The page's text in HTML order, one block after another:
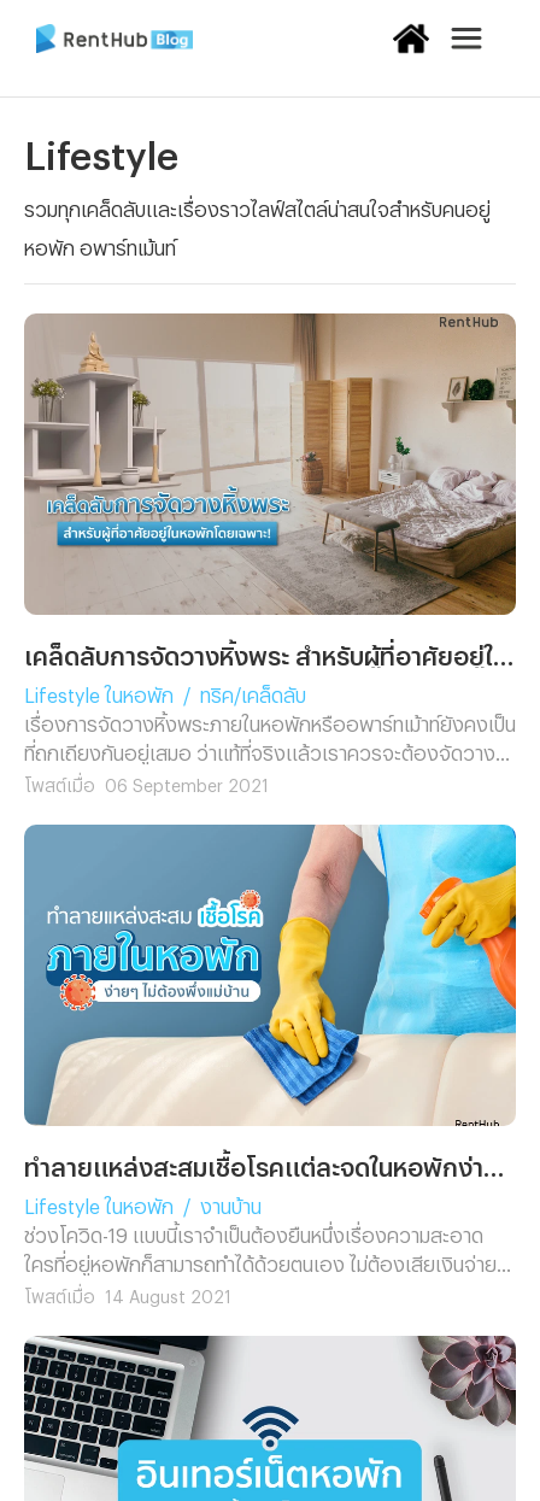
Lifestyle
รวมทุกเคล็ดลับและเรื่องราวไลฟ์สไตล์น่าสนใจสำหรับคนอยู่
หอพัก อพาร์ทเม้นท์
Lifestyle ในหอพัก /
ทริค/เคล็ดลับ
เรื่องการจัดวางหิ้งพระภายในหอพักหรืออพาร์ทเม้าท์ยังคงเป็น
ที่ถกเถียงกันอยู่เสมอ ว่าแท้ที่จริงแล้วเราควรจะต้องจัดวาง
หิ้งพระให้หันหน้าไปในทิศทางไหน ? และจะต้องจัดวางใน
โพสต์เมื่อ 06 September 2021
Lifestyle ในหอพัก /
งานบ้าน
ช่วงโควิด-19 แบบนี้เราจำเป็นต้องยืนหนึ่งเรื่องความสะอาด
ใครที่อยู่หอพักก็สามารถทำได้ด้วยตนเอง ไม่ต้องเสียเงินจ่าย
แม่บ้านให้สิ้นเปลือง
โพสต์เมื่อ 14 August 2021